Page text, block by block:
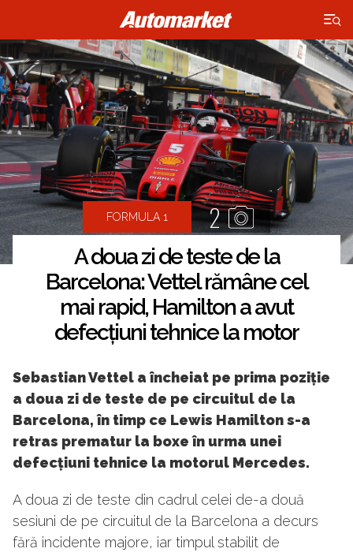
×
FORMULA 1 2
A doua zi de teste de la
Barcelona: Vettel rămâne cel
mai rapid, Hamilton a avut
defecțiuni tehnice la motor
Sebastian Vettel a încheiat pe prima poziție
a doua zi de teste de pe circuitul de la
Barcelona, în timp ce Lewis Hamilton s-a
retras prematur la boxe în urma unei
defecțiuni tehnice la motorul Mercedes.
A doua zi de teste din cadrul celei de-a două
sesiuni de pe circuitul de la Barcelona a decurs
fără incidente majore, iar timpul stabilit de